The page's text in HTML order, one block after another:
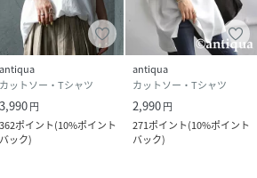
antiqua
カットソー・Tシャツ
3,990円
362ポイント(10%ポイント
バック)
antiqua
カットソー・Tシャツ
2,990円
271ポイント(10%ポイント
バック)